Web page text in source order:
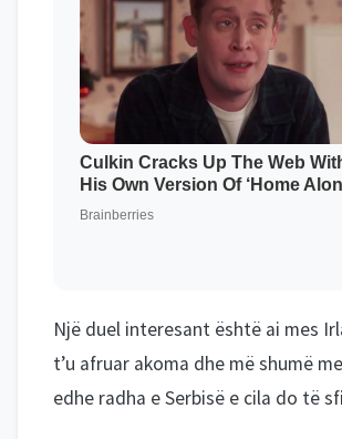
Një duel interesant është ai mes
t’u afruar akoma dhe më shumë
edhe radha e Serbisë e cila do të